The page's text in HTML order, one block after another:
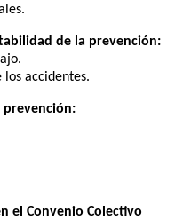
de la prevención:
los accidentes.
prevención:
el Convenio Colectivo